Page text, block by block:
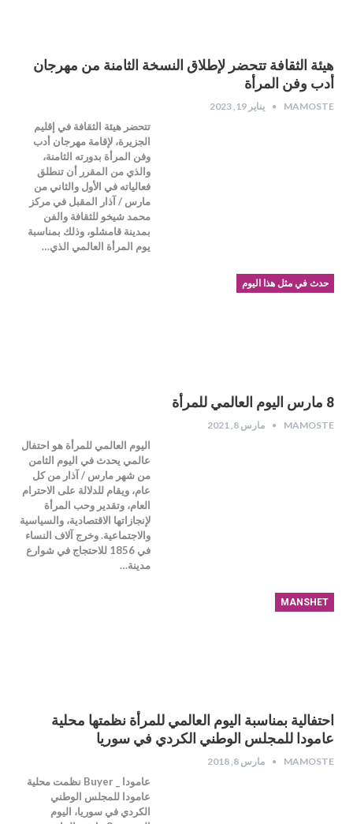
هيئة الثقافة تتحضر لإطلاق النسخة الثامنة من مهرجان
أدب وفن المرأة
MAMOSTE يناير 19, 2023
تتحضر هيئة الثقافة في إقليم
الجزيرة، لإقامة مهرجان أدب
وفن المرأة بدورته الثامنة،
والذي من المقرر أن تنطلق
فعالياته في الأول والثاني من
مارس / آذار المقبل في مركز
محمد شيخو للثقافة والفن
بمدينة قامشلو، وذلك بمناسبة
يوم المرأة العالمي الذي…
حدث في مثل هذا اليوم
8 مارس اليوم العالمي للمرأة
MAMOSTE مارس 8, 2021
اليوم العالمي للمرأة هو احتفال
عالمي يحدث في اليوم الثامن
من شهر مارس / آذار من كل
عام، ويقام للدلالة على الاحترام
العام، وتقدير وحب المرأة
لإنجازاتها الاقتصادية، والسياسية
والاجتماعية. وخرج آلاف النساء
في 1856 للاحتجاج في شوارع
مدينة…
MANSHET
احتفالية بمناسبة اليوم العالمي للمرأة نظمتها محلية
عامودا للمجلس الوطني الكردي في سوريا
MAMOSTE مارس 8, 2018
عامودا _ Buyer نظمت محلية
عامودا للمجلس الوطني
الكردي في سوريا، اليوم